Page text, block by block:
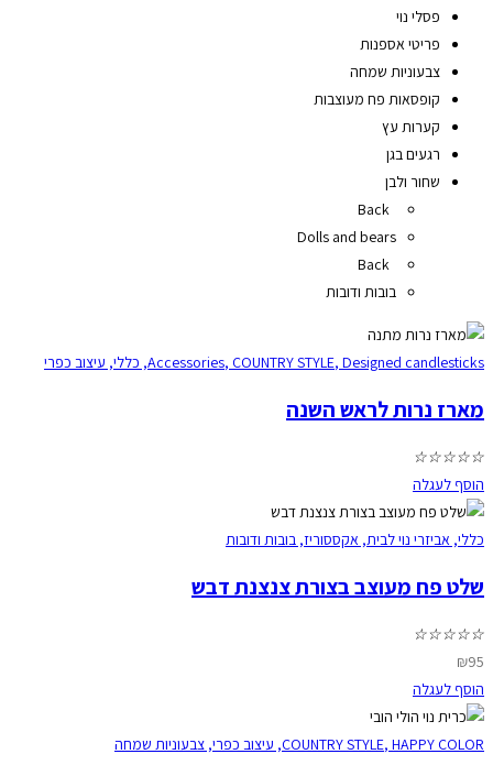
פסלי נוי
פריטי אספנות
צבעוניות שמחה
קופסאות פח מעוצבות
קערות עץ
רגעים בגן
שחור ולבן
Dolls and bears
בובות ודובות
Accessories, COUNTRY STYLE, Designed candlesticks
, כללי, עיצוב כפרי
מארז נרות לראש השנה
☆
☆
☆
☆
☆
הוסף לעגלה
כללי, אביזרי נוי לבית, אקססוריז, בובות ודובות
שלט פח מעוצב בצורת צנצנת דבש
☆
☆
☆
☆
☆
₪95
הוסף לעגלה
COUNTRY STYLE, HAPPY COLOR
, עיצוב כפרי, צבעוניות שמחה